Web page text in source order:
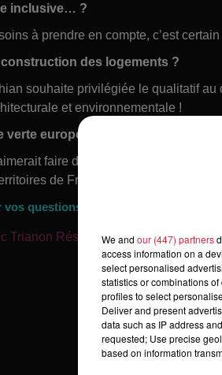
inclusive… ?
à prendre en compte, c’est certain
des logements ?
souhaite privilégiée le qualitatif
et environnementale !
européenne ?
faire de Strasbourg une ville
de France et d’Europe.
vos questions sur IGLOO on Air
Trianon Résidences
We and our (447) partners
access information on a
select personalised
statistics or combinations
profiles to select
Deliver and present
data such as IP address
requested; Use precise
based on information